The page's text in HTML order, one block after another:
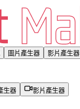
圖片產生器 影片產生器
生器
影片產生器